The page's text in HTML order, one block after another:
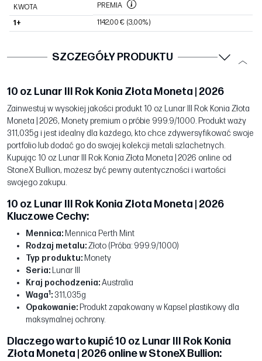
KWOTA PREMIA
1+ 1142,00 € (3,00%)
SZCZEGÓŁY PRODUKTU
10 oz Lunar III Rok Konia Złota Moneta | 2026
Zainwestuj w wysokiej jakości produkt 10 oz Lunar III Rok Konia Złota
Moneta | 2026, Monety premium o próbie 999.9/1000. Produkt waży
311,035g i jest idealny dla każdego, kto chce zdywersyfikować swoje
portfolio lub dodać go do swojej kolekcji metali szlachetnych.
Kupując 10 oz Lunar III Rok Konia Złota Moneta | 2026 online od
StoneX Bullion, możesz być pewny autentyczności i wartości
swojego zakupu.
10 oz Lunar III Rok Konia Złota Moneta | 2026
Kluczowe Cechy:
Mennica: Mennica Perth Mint
Rodzaj metalu:Złoto (Próba: 999.9/1000)
Typ produktu: Monety
Seria: Lunar III
Kraj pochodzenia:Australia
Waga1: 311,035g
Opakowanie: Produkt zapakowany w Kapsel plastikowy dla
maksymalnej ochrony.
Dlaczego warto kupić 10 oz Lunar III Rok Konia
Złota Moneta | 2026 online w StoneX Bullion: